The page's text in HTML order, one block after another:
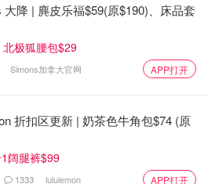
为喜欢雪❄️，然后自己跑去东北念
半个月走路🚶‍♀️都一瘸一拐的，
自己的敬畏😂
大降 | 麂皮乐福$59(原$190)、床品套
北极狐腰包$29
Simons加拿大官网 APP打开
折扣区更新 | 奶茶色牛角包$74 (原
阔腿裤$99
1333 lululemon APP打开